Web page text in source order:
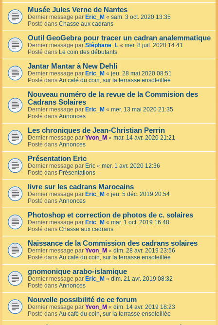
Musée Jules Verne de Nantes
Dernier message par Eric_M « sam. 3 oct. 2020 13:35
Posté dans Chasse aux cadrans
Outil GeoGebra pour tracer un cadran analemmatique
Dernier message par Stéphane_L « mer. 8 juil. 2020 14:41
Posté dans Le coin des débutants
Jantar Mantar à New Dehli
Dernier message par Eric_M « jeu. 28 mai 2020 08:51
Posté dans Au café du coin, sur la terrasse ensoleillée
Nouveau numéro de la revue de la Commision des
Cadrans Solaires
Dernier message par Eric_M « mer. 13 mai 2020 21:35
Posté dans Annonces
Les chroniques de Jean-Christian Perrin
Dernier message par Yvon_M « mar. 14 avr. 2020 21:21
Posté dans Annonces
Présentation Eric
Dernier message par Eric « mer. 1 avr. 2020 12:36
Posté dans Présentations
livre sur les cadrans Marocains
Dernier message par Eric_M « jeu. 5 déc. 2019 20:54
Posté dans Annonces
Photoshop et correction de photos de c. solaires
Dernier message par Eric_M « mar. 1 oct. 2019 16:48
Posté dans Chasse aux cadrans
Naissance de la Commission des cadrans solaires
Dernier message par Yvon_M « dim. 28 avr. 2019 23:56
Posté dans Au café du coin, sur la terrasse ensoleillée
gnomonique arabo-islamique
Dernier message par Eric_M « dim. 21 avr. 2019 08:32
Posté dans Annonces
Nouvelle possibilité de ce forum
Dernier message par Yvon_M « dim. 14 avr. 2019 18:23
Posté dans Au café du coin, sur la terrasse ensoleillée